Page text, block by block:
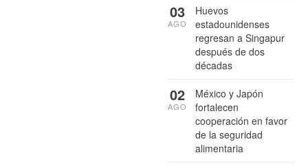
Huevos
estadounidenses
regresan a Singapur
después de dos
décadas
03
AGO
México y Japón
fortalecen
cooperación en favor
de la seguridad
alimentaria
02
AGO